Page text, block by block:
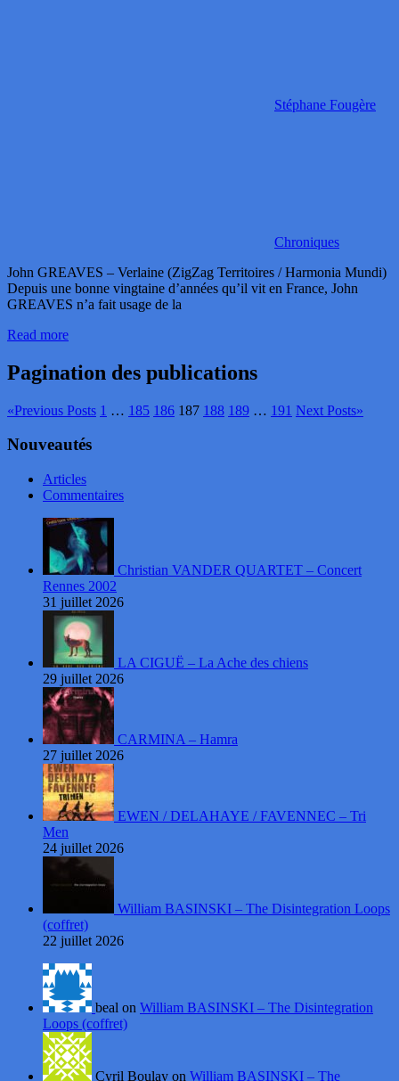
Stéphane Fougère
Chroniques
John GREAVES – Verlaine (ZigZag Territoires / Harmonia Mundi)
Depuis une bonne vingtaine d’années qu’il vit en France, John
GREAVES n’a fait usage de la
Read more
Pagination des publications
«Previous Posts 1 … 185 186 187 188 189 … 191 Next Posts»
Nouveautés
Articles
Commentaires
Christian VANDER QUARTET – Concert
Rennes 2002
31 juillet 2026
LA CIGUË – La Ache des chiens
29 juillet 2026
CARMINA – Hamra
27 juillet 2026
EWEN / DELAHAYE / FAVENNEC – Tri
Men
24 juillet 2026
William BASINSKI – The Disintegration Loops
(coffret)
22 juillet 2026
beal on William BASINSKI – The Disintegration
Loops (coffret)
Cyril Boulay on William BASINSKI – The